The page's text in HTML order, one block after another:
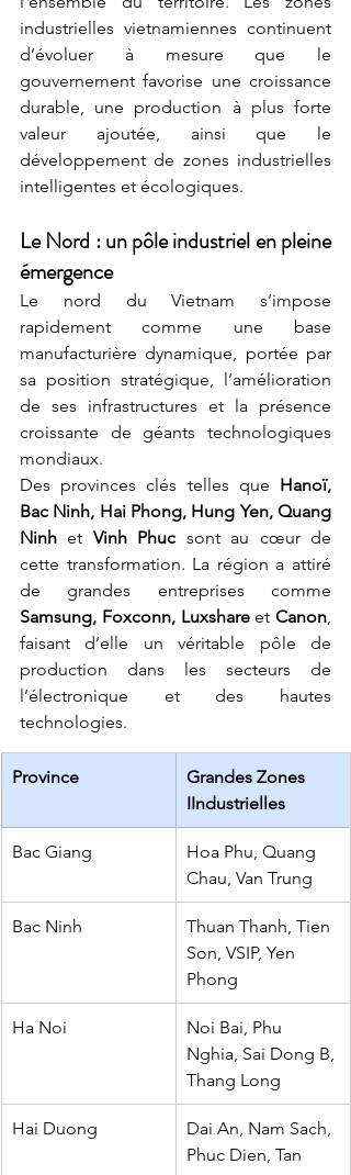
industrielles vietnamiennes continuent
d’évoluer à mesure que le
gouvernement favorise une croissance
durable, une production à plus forte
valeur ajoutée, ainsi que le
développement de zones industrielles
intelligentes et écologiques.
Le Nord : un pôle industriel en pleine
émergence
Le nord du Vietnam s’impose
rapidement comme une base
manufacturière dynamique, portée par
sa position stratégique, l’amélioration
de ses infrastructures et la présence
croissante de géants technologiques
mondiaux.
Des provinces clés telles que Hanoï,
Bac Ninh, Hai Phong, Hung Yen, Quang
Ninh et Vinh Phuc sont au cœur de
cette transformation. La région a attiré
Samsung, Foxconn, Luxshare et Canon,
faisant d’elle un véritable pôle de
production dans les secteurs de
l’électronique et des hautes
technologies.
Province
Grandes Zones
IIndustrielles
Bac Giang
Hoa Phu, Quang
Chau, Van Trung
Bac Ninh
Thuan Thanh, Tien
Son, VSIP, Yen
Phong
Ha Noi
Noi Bai, Phu
Nghia, Sai Dong B,
Thang Long
Hai Duong
Dai An, Nam Sach,
Phuc Dien, Tan